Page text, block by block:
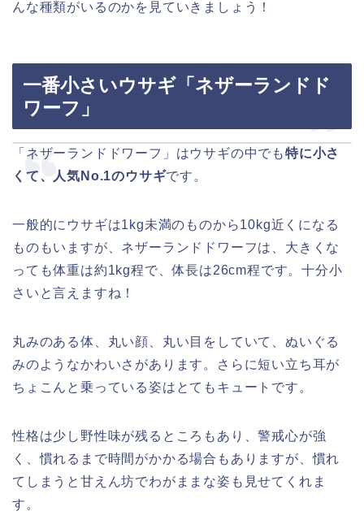
んな種類がいるのかを見ていきましょう！
一番小さいウサギ「ネザーランドド
ワーフ」
「ネザーランドドワーフ」はウサギの中でも特に小さ
くて、人気No.1のウサギです。
一般的にウサギは1kg未満のものから10kg近くになる
ものもいますが、ネザーランドドワーフは、大きくな
っても体重は約1kg程で、体長は26cm程です。十分小
さいと言えますね！
丸みのある体、丸い顔、丸い目をしていて、ぬいぐる
みのようなかわいさがあります。さらに短い立ち耳が
ちょこんと乗っている姿はとてもキュートです。
性格は少し野性味が残るところもあり、警戒心が強
く、慣れるまで時間がかかる場合もありますが、慣れ
てしまうと甘えん坊でわがままな姿も見せてくれま
す。